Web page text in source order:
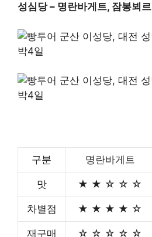
성심당 – 명란바게트, 잠봉뵈르
구분 명란바게트
맛 ★ ★ ☆ ☆ ☆
차별점 ★ ★ ★ ★ ☆
재구매 ☆ ☆ ☆ ☆ ☆